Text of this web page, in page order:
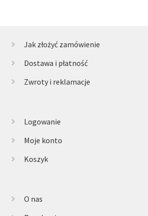
Jak złożyć zamówienie
Dostawa i płatność
Zwroty i reklamacje
Logowanie
Moje konto
Koszyk
O nas